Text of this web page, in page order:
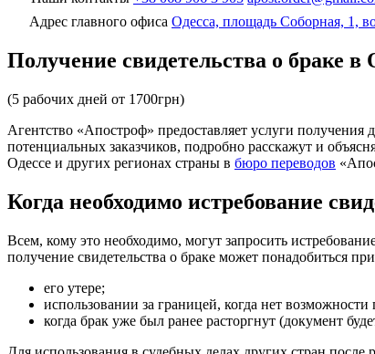
Адрес главного офиса Одесса, площадь Соборная, 1,
Получение свидетельства о браке в
(5 рабочих дней от 1700грн)
Агентство «Апостроф» предоставляет услуги
потенциальных заказчиков, подробно расскажут и
Одессе и других регионах страны в бюро переводов
Когда необходимо истребование
Всем, кому это необходимо, могут запросить
получение свидетельства о браке может понадобиться
его утере;
использовании за границей, когда нет возможности
когда брак уже был ранее расторгнут (документ